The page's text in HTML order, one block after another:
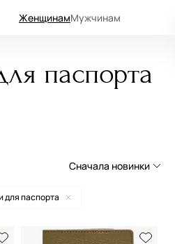
ЖенщинамМужчинам
паспорта
Сначала новинки
Сначала новинки
Сначала популярные
для паспорта